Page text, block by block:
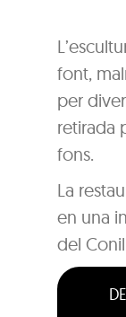
font,
per
retirada
fons.
La
en una
del